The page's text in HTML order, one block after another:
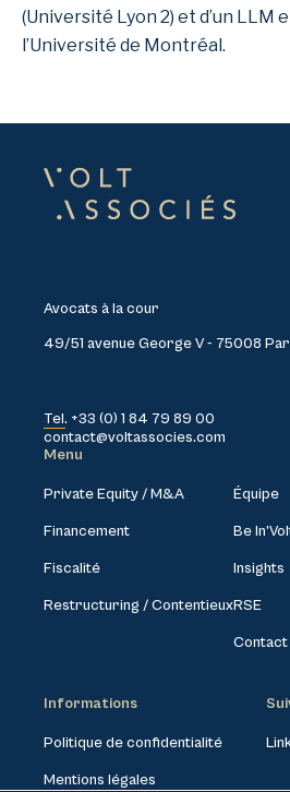
(Université Lyon 2) et d’un LLM
l’Université de Montréal.
Avocats à la cour
49/51 avenue George V - 75008
Tel. +33 (0) 1 84 79 89 00
contact@voltassocies.com
Menu
Private Equity / M&A
Financement
Fiscalité
Restructuring / Contentieux
Équipe
Be
Insights
RSE
Contact
Informations
Politique de confidentialité
Mentions légales